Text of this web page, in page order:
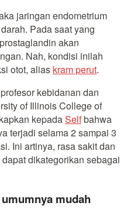
jaringan endometrium
Pada saat yang
akan
Nah, kondisi inilah
otot, alias kram perut.
kebidanan dan
of Illinois College of
kepadaSelfbahwa
terjadi selama 2 sampai 3
Ini artinya, rasa sakit dan
dikategorikan sebagai
mudah